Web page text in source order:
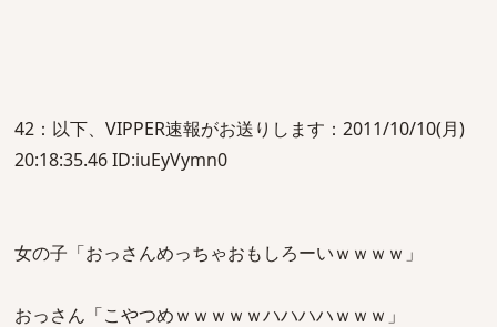
42：以下、VIPPER速報がお送りします：2011/10/10(月)
20:18:35.46 ID:iuEyVymn0
女の子「おっさんめっちゃおもしろーいｗｗｗｗ」
おっさん「こやつめｗｗｗｗｗハハハハｗｗｗ」